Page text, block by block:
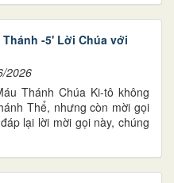
Thánh -5' Lời Chúa với
2026
Thánh Chúa Ki-tô không
Thể, nhưng còn mời gọi
lại lời mời gọi này, chúng